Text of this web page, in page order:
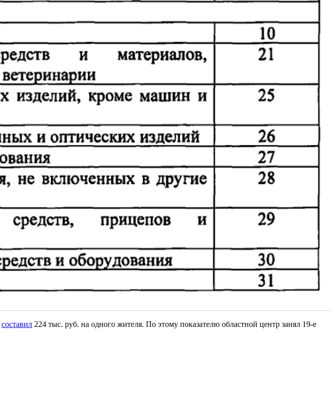
составил 224 тыс. руб. на одного жителя. По этому показателю областной центр занял 19-е